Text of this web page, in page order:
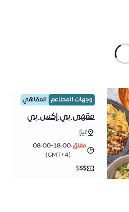
وجهات المطاعم المقاهي
مقهى بي إكس بي
تيرّا
مغلق•
08:00-18:00
(GMT+4)
$
$
$